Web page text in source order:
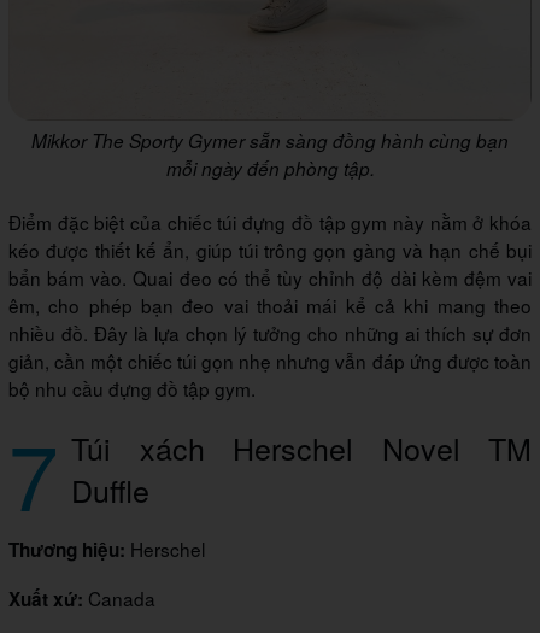
Mikkor The Sporty Gymer sẵn sàng đồng hành cùng bạn
mỗi ngày đến phòng tập.
Điểm đặc biệt của chiếc túi đựng đồ tập gym này nằm ở khóa
kéo được thiết kế ẩn, giúp túi trông gọn gàng và hạn chế bụi
bẩn bám vào. Quai đeo có thể tùy chỉnh độ dài kèm đệm vai
êm, cho phép bạn đeo vai thoải mái kể cả khi mang theo
nhiều đồ. Đây là lựa chọn lý tưởng cho những ai thích sự đơn
giản, cần một chiếc túi gọn nhẹ nhưng vẫn đáp ứng được toàn
bộ nhu cầu đựng đồ tập gym.
7 Túi xách Herschel Novel TM
Duffle
Thương hiệu: Herschel
Xuất xứ: Canada